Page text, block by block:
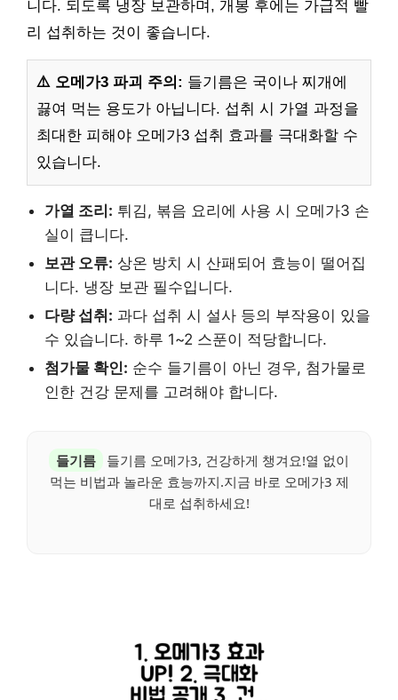
니다. 되도록 냉장 보관하며, 개봉 후에는 가급적 빨
리 섭취하는 것이 좋습니다.
⚠️ 오메가3 파괴 주의: 들기름은 국이나 찌개에
끓여 먹는 용도가 아닙니다. 섭취 시 가열 과정을
최대한 피해야 오메가3 섭취 효과를 극대화할 수
있습니다.
가열 조리: 튀김, 볶음 요리에 사용 시 오메가3 손
실이 큽니다.
보관 오류: 상온 방치 시 산패되어 효능이 떨어집
니다. 냉장 보관 필수입니다.
다량 섭취: 과다 섭취 시 설사 등의 부작용이 있을
수 있습니다. 하루 1~2 스푼이 적당합니다.
첨가물 확인: 순수 들기름이 아닌 경우, 첨가물로
인한 건강 문제를 고려해야 합니다.
들기름
들기름 오메가3, 건강하게 챙겨요!열 없이
먹는 비법과 놀라운 효능까지.지금 바로 오메가3 제
대로 섭취하세요!